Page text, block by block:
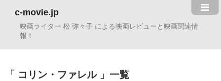
c-movie.jp
映画ライター 松 弥々子 による映画レビューと映画関連情
報！
コリン・ファレル 一覧